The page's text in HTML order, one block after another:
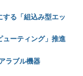
る「組込み型エッ
ューティング」推進
ラブル機器